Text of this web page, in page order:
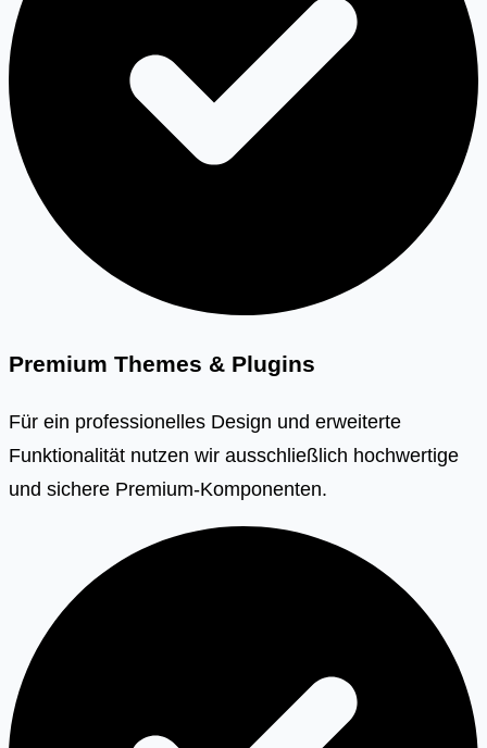
Premium Themes & Plugins
Für ein professionelles Design und erweiterte
Funktionalität nutzen wir ausschließlich hochwertige
und sichere Premium-Komponenten.